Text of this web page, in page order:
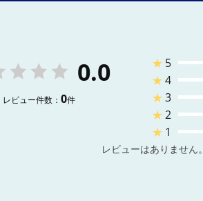
0.0
レビュー件数： 0件
★ 5
★4
★3
★2
★ 1
レビューはありません。